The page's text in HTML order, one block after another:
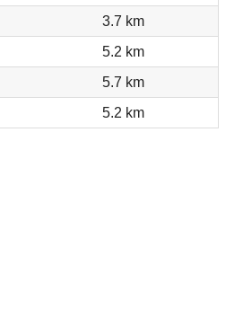
3.7 km
5.2 km
5.7 km
5.2 km